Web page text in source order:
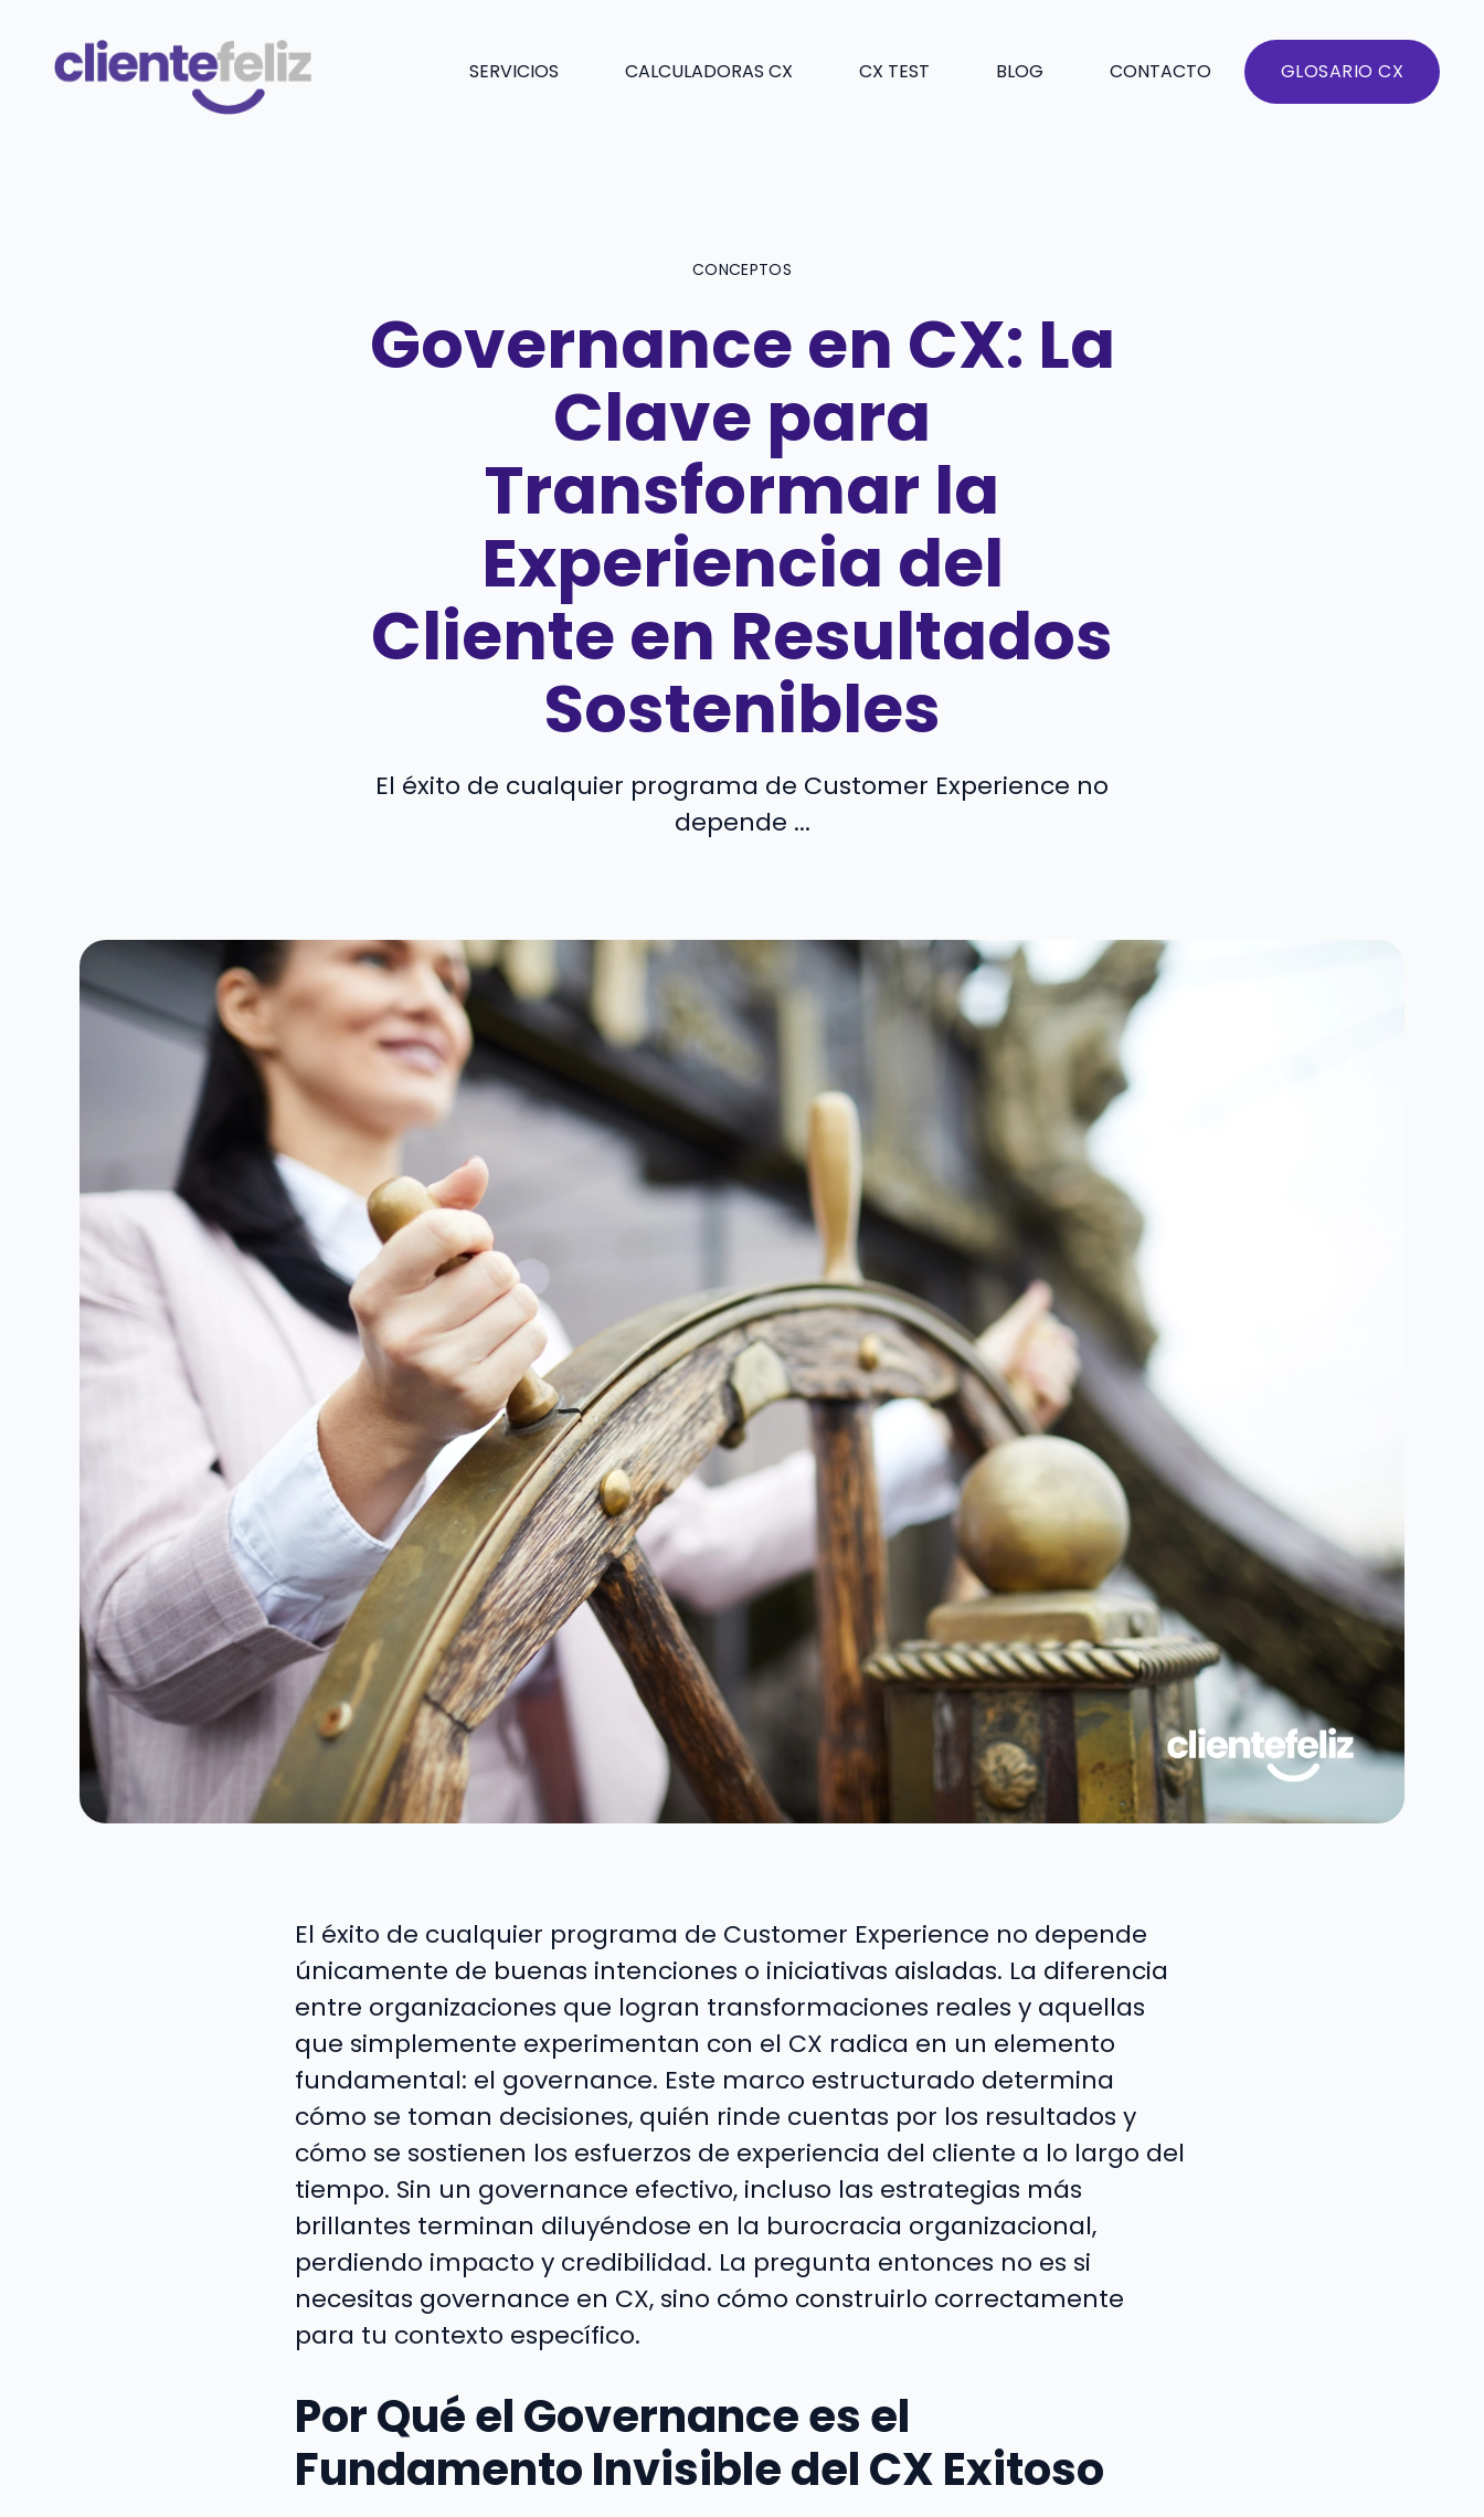
contenido
SERVICIOS CALCULADORAS CX CX TEST BLOG CONTACTO GLOSARIO CX
CONCEPTOS
Governance en CX: La
Clave para
Transformar la
Experiencia del
Cliente en Resultados
Sostenibles
El éxito de cualquier programa de Customer Experience no
depende ...
El éxito de cualquier programa de Customer Experience no depende
únicamente de buenas intenciones o iniciativas aisladas. La diferencia
entre organizaciones que logran transformaciones reales y aquellas
que simplemente experimentan con el CX radica en un elemento
fundamental: el governance. Este marco estructurado determina
cómo se toman decisiones, quién rinde cuentas por los resultados y
cómo se sostienen los esfuerzos de experiencia del cliente a lo largo del
tiempo. Sin un governance efectivo, incluso las estrategias más
brillantes terminan diluyéndose en la burocracia organizacional,
perdiendo impacto y credibilidad. La pregunta entonces no es si
necesitas governance en CX, sino cómo construirlo correctamente
para tu contexto específico.
Por Qué el Governance es el
Fundamento Invisible del CX Exitoso